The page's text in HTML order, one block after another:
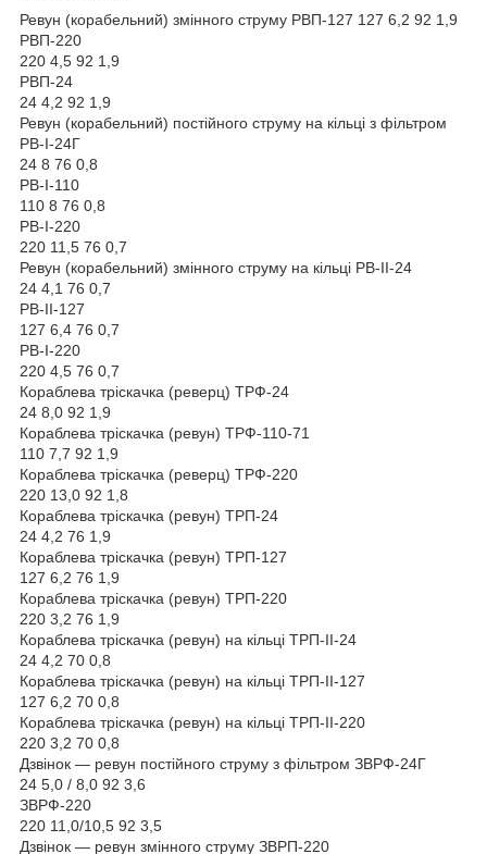
Ревун (корабельний) змінного струму РВП-127 127 6,2 92 1,9
РВП-220
220 4,5 92 1,9
РВП-24
24 4,2 92 1,9
Ревун (корабельний) постійного струму на кільці з фільтром
РВ-I-24Г
24 8 76 0,8
РВ-I-110
110 8 76 0,8
РВ-I-220
220 11,5 76 0,7
Ревун (корабельний) змінного струму на кільці РВ-II-24
24 4,1 76 0,7
РВ-II-127
127 6,4 76 0,7
РВ-I-220
220 4,5 76 0,7
Кораблева тріскачка (реверц) ТРФ-24
24 8,0 92 1,9
Кораблева тріскачка (ревун) ТРФ-110-71
110 7,7 92 1,9
Кораблева тріскачка (реверц) ТРФ-220
220 13,0 92 1,8
Кораблева тріскачка (ревун) ТРП-24
24 4,2 76 1,9
Кораблева тріскачка (ревун) ТРП-127
127 6,2 76 1,9
Кораблева тріскачка (ревун) ТРП-220
220 3,2 76 1,9
Кораблева тріскачка (ревун) на кільці ТРП-II-24
24 4,2 70 0,8
Кораблева тріскачка (ревун) на кільці ТРП-II-127
127 6,2 70 0,8
Кораблева тріскачка (ревун) на кільці ТРП-II-220
220 3,2 70 0,8
Дзвінок — ревун постійного струму з фільтром ЗВРФ-24Г
24 5,0 / 8,0 92 3,6
ЗВРФ-220
220 11,0/10,5 92 3,5
Дзвінок — ревун змінного струму ЗВРП-220